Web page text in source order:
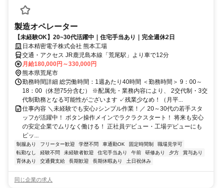
製造オペレーター
【未経験OK】20~30代活躍中｜住宅手当あり｜完全週休2日
日本精密電子株式会社 熊本工場
交通・アクセス JR鹿児島本線「荒尾駅」より車で12分
月給180,000円～330,000円
熊本県荒尾市
勤務時間詳細 総労働時間：1週あたり40時間 ＜勤務時間＞ 9：00～
18：00（休憩75分含む） ※配属先・業務内容により、 2交代制・3交
代制勤務となる可能性がございます ✓残業少なめ！（月平...
仕事内容 ＼未経験でも安心♪シンプル作業！／ 20～30代の若手スタ
ッフが活躍中！ ボタン操作メインでラクラクスタート！ 将来も安心
の安定企業でムリなく働ける！ 正社員デビュー・工場デビューにも
ピッ...
制服あり フリーター歓迎 学歴不問 車通勤OK 固定時間制
職場見学可
転勤なし
経験不問 未経験者歓迎 住宅手当あり 午前 研修あり 夕方
賞与あり
育休あり
交通費支給 長期歓迎 長期休暇あり 土日祝休み
同じ企業の求人